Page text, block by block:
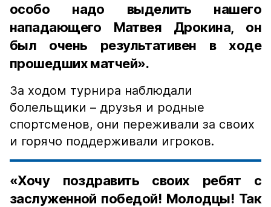
особо надо выделить нашего
нападающего Матвея Дрокина, он
был очень результативен в ходе
прошедших матчей».
За ходом турнира наблюдали
болельщики – друзья и родные
спортсменов, они переживали за своих
и горячо поддерживали игроков.
«Хочу поздравить своих ребят с
заслуженной победой! Молодцы! Так